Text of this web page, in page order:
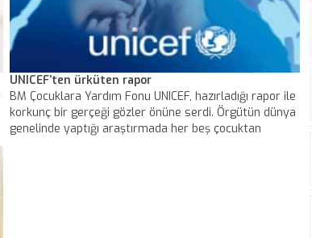
UNICEF’ten ürküten rapor
BM Çocuklara Yardım Fonu UNICEF, hazırladığı rapor ile
korkunç bir gerçeği gözler önüne serdi. Örgütün dünya
genelinde yaptığı araştırmada her beş çocuktan